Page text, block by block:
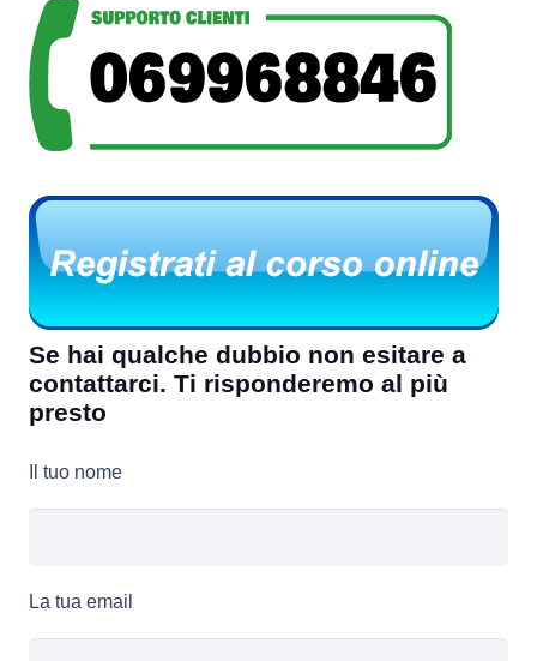
Se hai qualche dubbio non esitare a
contattarci. Ti risponderemo al più
presto
Il tuo nome
La tua email